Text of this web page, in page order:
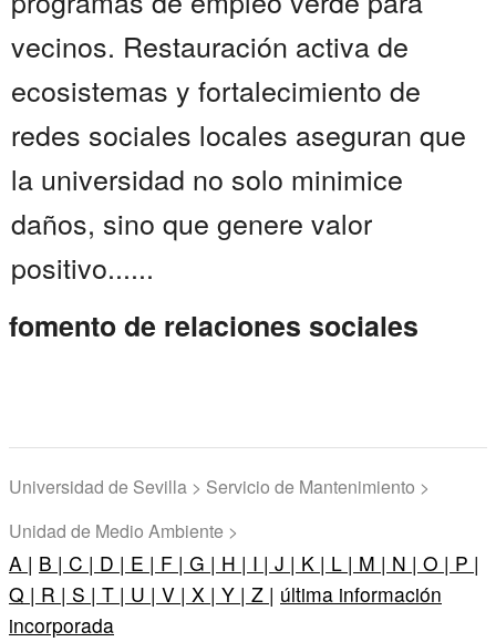
vecinos. Restauración activa de
ecosistemas y fortalecimiento de
redes sociales locales aseguran que
la universidad no solo minimice
daños, sino que genere valor
positivo......
fomento de relaciones sociales
Universidad de Sevilla > Servicio de Mantenimiento >
Unidad de Medio Ambiente >
A | B | C | D | E | F | G | H | I | J | K | L | M | N | O | P |
Q | R | S | T | U | V | X | Y | Z | última información
incorporada